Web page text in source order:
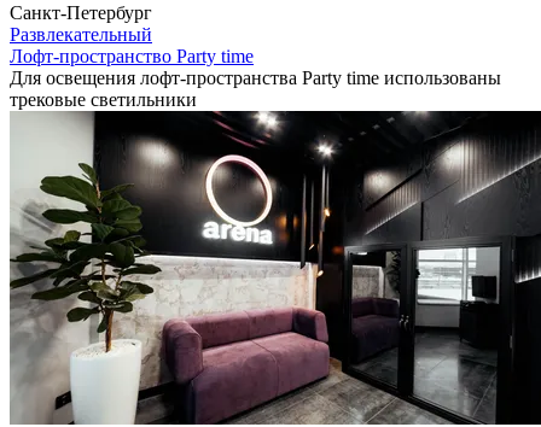
Санкт-Петербург
Развлекательный
Лофт-пространство Party time
Для освещения лофт-пространства Party time использованы
трековые светильники